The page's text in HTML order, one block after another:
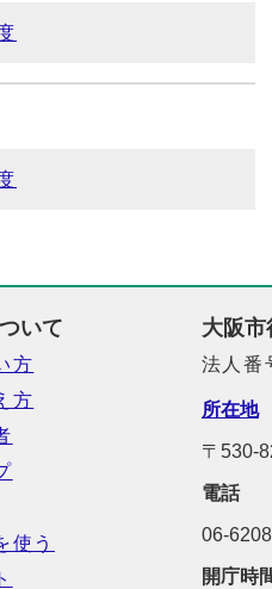
いて
方
方
使う
大阪市
法人番
所在地
〒530-
電話
06-
開庁時